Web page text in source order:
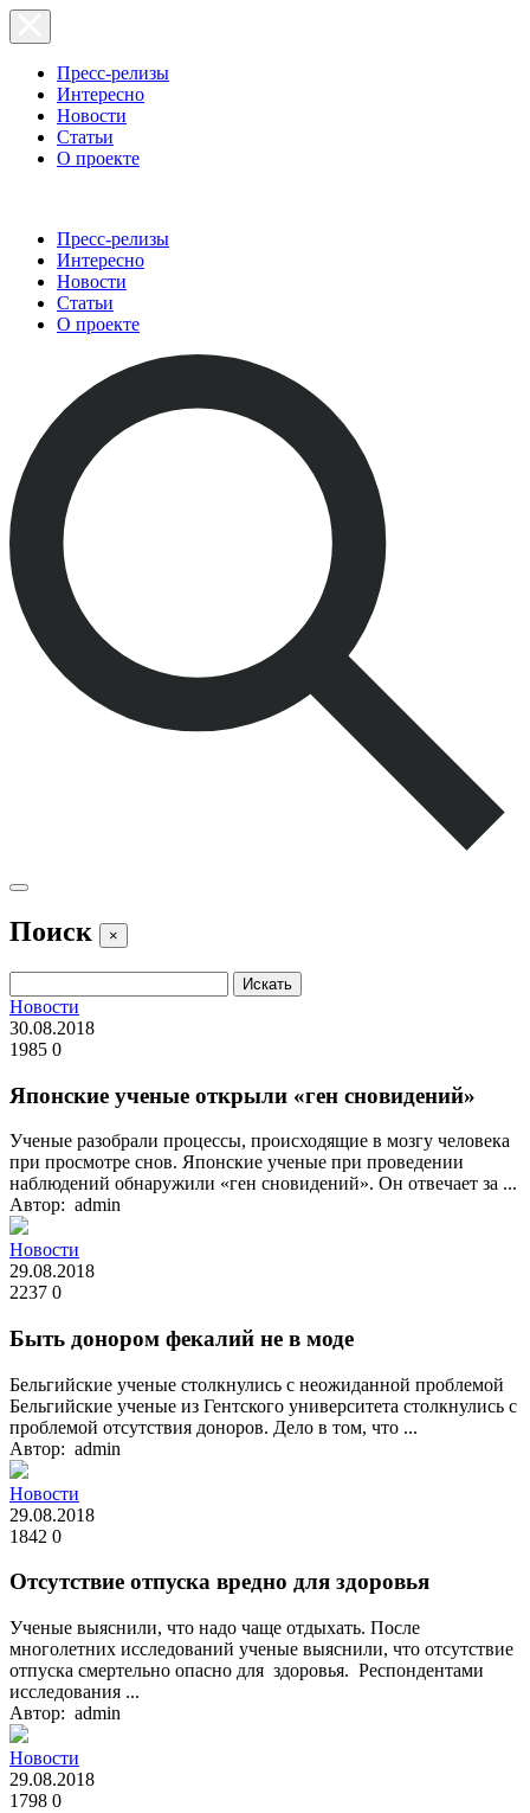
Пресс-релизы
Интересно
Новости
Статьи
О проекте
Пресс-релизы
Интересно
Новости
Статьи
О проекте
Поиск ×
Новости
30.08.2018
1985 0
Японские ученые открыли «ген сновидений»
Ученые разобрали процессы, происходящие в мозгу человека
при просмотре снов. Японские ученые при проведении
наблюдений обнаружили «ген сновидений». Он отвечает за ...
Автор: admin
Новости
29.08.2018
2237 0
Быть донором фекалий не в моде
Бельгийские ученые столкнулись с неожиданной проблемой
Бельгийские ученые из Гентского университета столкнулись с
проблемой отсутствия доноров. Дело в том, что ...
Автор: admin
Новости
29.08.2018
1842 0
Отсутствие отпуска вредно для здоровья
Ученые выяснили, что надо чаще отдыхать. После
многолетних исследований ученые выяснили, что отсутствие
отпуска смертельно опасно для здоровья. Респондентами
исследования ...
Автор: admin
Новости
29.08.2018
1798 0